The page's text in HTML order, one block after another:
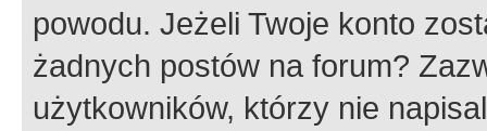
powodu. Jeżeli Twoje konto
żadnych postów na forum?
użytkowników, którzy nie